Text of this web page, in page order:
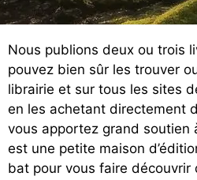
Nous publions deux ou trois
pouvez bien sûr les trouver
librairie et sur tous les sites
en les achetant directement
vous apportez grand soutien
est une petite maison
bat pour vous faire découvrir